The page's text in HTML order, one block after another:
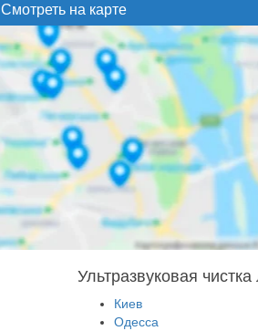
Смотреть на карте
Ультразвуковая
Киев
Одесса